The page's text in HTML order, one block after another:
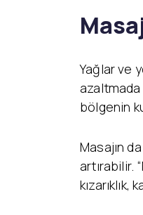
Yağlar ve
azaltmada
bölgenin
Masajın
artırabilir.